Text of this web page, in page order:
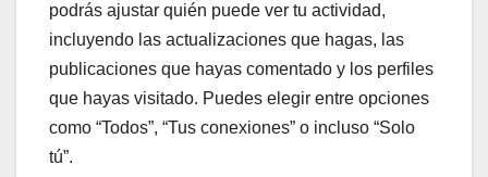
podrás ajustar quién puede ver tu actividad,
incluyendo las actualizaciones que hagas, las
publicaciones que hayas comentado y los perfiles
que hayas visitado. Puedes elegir entre opciones
como “Todos”, “Tus conexiones” o incluso “Solo
tú”.